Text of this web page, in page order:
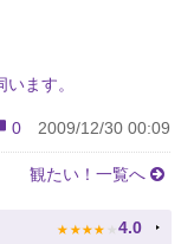
ます。
0 2009/12/30 00:09
観たい！一覧へ
★ ★ ★ ★ ★ 4.0